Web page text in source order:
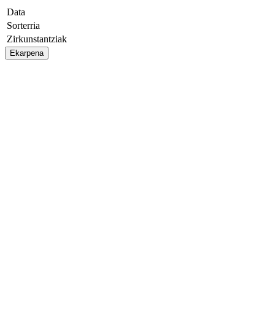
Data
Sorterria
Zirkunstantziak